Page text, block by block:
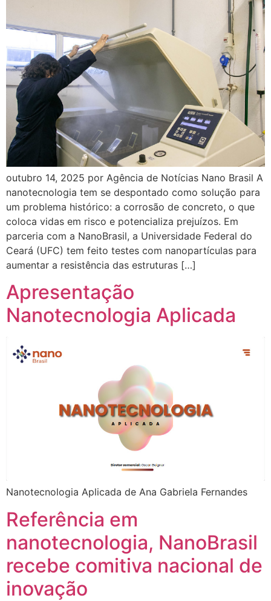
outubro 14, 2025 por Agência de Notícias Nano Brasil A
nanotecnologia tem se despontado como solução para
um problema histórico: a corrosão de concreto, o que
coloca vidas em risco e potencializa prejuízos. Em
parceria com a NanoBrasil, a Universidade Federal do
Ceará (UFC) tem feito testes com nanopartículas para
aumentar a resistência das estruturas […]
Apresentação
Nanotecnologia Aplicada
Nanotecnologia Aplicada de Ana Gabriela Fernandes
Referência em
nanotecnologia, NanoBrasil
recebe comitiva nacional de
inovação